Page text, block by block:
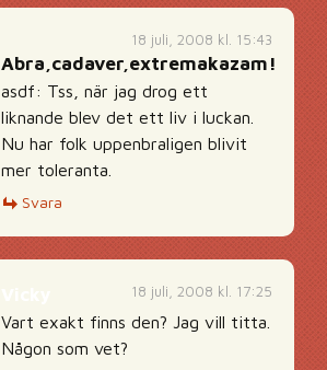
18 juli, 2008 kl. 15:43
Abra,cadaver,extremakazam!
asdf: Tss, när jag drog ett
liknande blev det ett liv i luckan.
Nu har folk uppenbraligen blivit
mer toleranta.
Svara
18 juli, 2008 kl. 17:25
Vart exakt finns den? Jag vill titta.
Någon som vet?